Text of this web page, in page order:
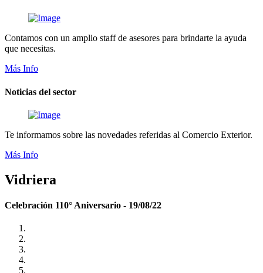
Contamos con un amplio staff de asesores para brindarte la ayuda
que necesitas.
Más Info
Noticias del sector
Te informamos sobre las novedades referidas al Comercio Exterior.
Más Info
Vidriera
Celebración 110° Aniversario - 19/08/22